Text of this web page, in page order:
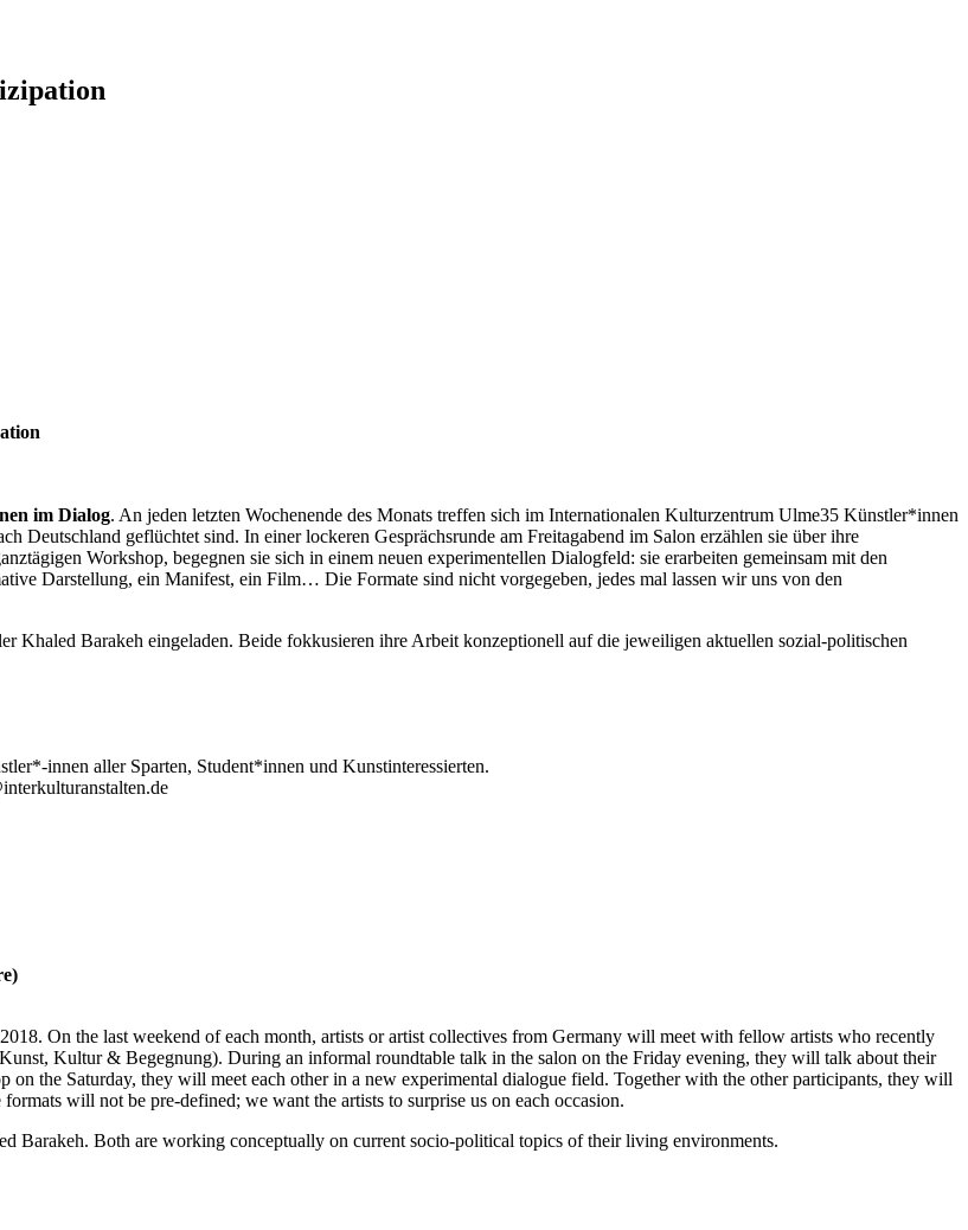
im Dialog. An jeden letzten Wochenende des Monats treffen sich im Internationalen Kulturzentrum Ulme35 Künstler*innen
geflüchtet sind. In einer lockeren Gesprächsrunde am Freitagabend im Salon erzählen sie über ihre
Workshop, begegnen sie sich in einem neuen experimentellen Dialogfeld: sie erarbeiten gemeinsam mit den
Darstellung, ein Manifest, ein Film… Die Formate sind nicht vorgegeben, jedes mal lassen wir uns von den
Khaled Barakeh eingeladen. Beide fokkusieren ihre Arbeit konzeptionell auf die jeweiligen aktuellen sozial-politischen
innen aller Sparten, Student*innen und Kunstinteressierten.
On the last weekend of each month, artists or artist collectives from Germany will meet with fellow artists who recently
Kultur & Begegnung). During an informal roundtable talk in the salon on the Friday evening, they will talk about their
the Saturday, they will meet each other in a new experimental dialogue field. Together with the other participants, they will
will not be pre-defined; we want the artists to surprise us on each occasion.
Barakeh. Both are working conceptually on current socio-political topics of their living environments.